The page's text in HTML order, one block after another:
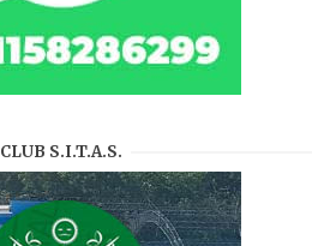
CLUB S.I.T.A.S.